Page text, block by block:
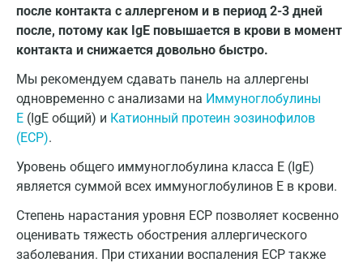
после контакта с аллергеном и в период 2-3 дней
после, потому как IgE повышается в крови в момент
контакта и снижается довольно быстро.
Мы рекомендуем сдавать панель на аллергены
одновременно с анализами на Иммуноглобулины
E (IgE общий) и Катионный протеин эозинофилов
(ECP).
Уровень общего иммуноглобулина класса Е (IgE)
является суммой всех иммуноглобулинов Е в крови.
Степень нарастания уровня ECP позволяет косвенно
оценивать тяжесть обострения аллергического
заболевания. При стихании воспаления ECP также